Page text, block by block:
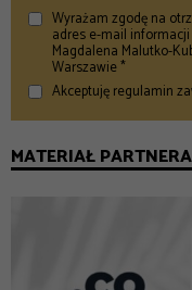
Wyrażam zgodę na
adres e-mail
Magdalena Malutko-
Warszawie *
Akceptuję regulamin
MATERIAŁ PARTNERA